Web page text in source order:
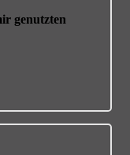
genutzten